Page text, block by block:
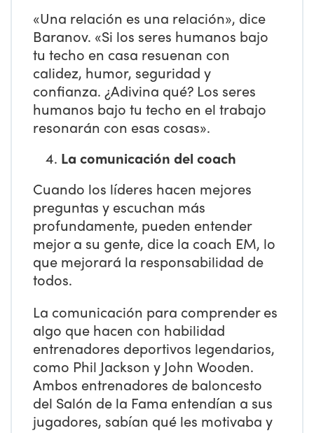
«Una relación es una relación», dice
Baranov. «Si los seres humanos bajo
tu techo en casa resuenan con
calidez, humor, seguridad y
confianza. ¿Adivina qué? Los seres
humanos bajo tu techo en el trabajo
resonarán con esas cosas».
La comunicación del coach
Cuando los líderes hacen mejores
preguntas y escuchan más
profundamente, pueden entender
mejor a su gente, dice la coach EM, lo
que mejorará la responsabilidad de
todos.
La comunicación para comprender es
algo que hacen con habilidad
entrenadores deportivos legendarios,
como Phil Jackson y John Wooden.
Ambos entrenadores de baloncesto
del Salón de la Fama entendían a sus
jugadores, sabían qué les motivaba y